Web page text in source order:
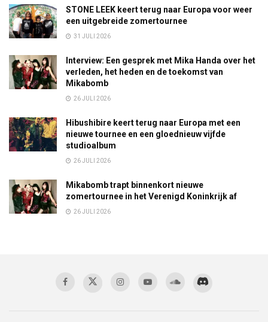
STONE LEEK keert terug naar Europa voor weer
een uitgebreide zomertournee
31 JULI 2026
Interview: Een gesprek met Mika Handa over het
verleden, het heden en de toekomst van
Mikabomb
26 JULI 2026
Hibushibire keert terug naar Europa met een
nieuwe tournee en een gloednieuw vijfde
studioalbum
26 JULI 2026
Mikabomb trapt binnenkort nieuwe
zomertournee in het Verenigd Koninkrijk af
26 JULI 2026